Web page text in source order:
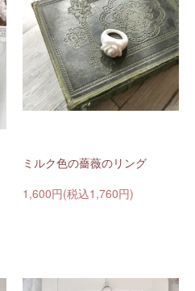
ミルク色の薔薇のリング
1,600円(税込1,760円)